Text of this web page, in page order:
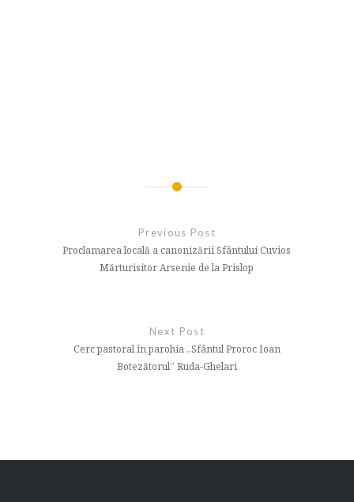
articole
Previous Post
Proclamarea locală a canonizării Sfântului Cuvios
Mărturisitor Arsenie de la Prislop
Next Post
Cerc pastoral în parohia „Sfântul Proroc Ioan
Botezătorul” Ruda-Ghelari